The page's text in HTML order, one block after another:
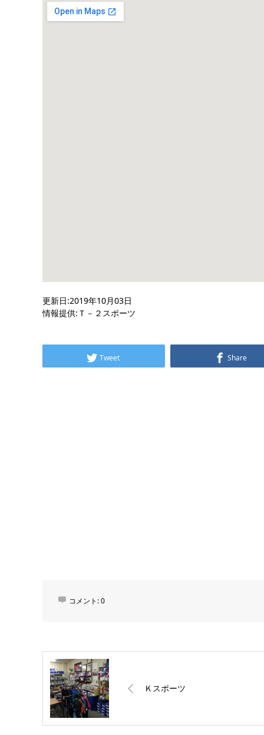
更新日:2019年10月03日
情報提供:Ｔ－２スポーツ
Tweet Share
コメント:0
Ｋスポーツ